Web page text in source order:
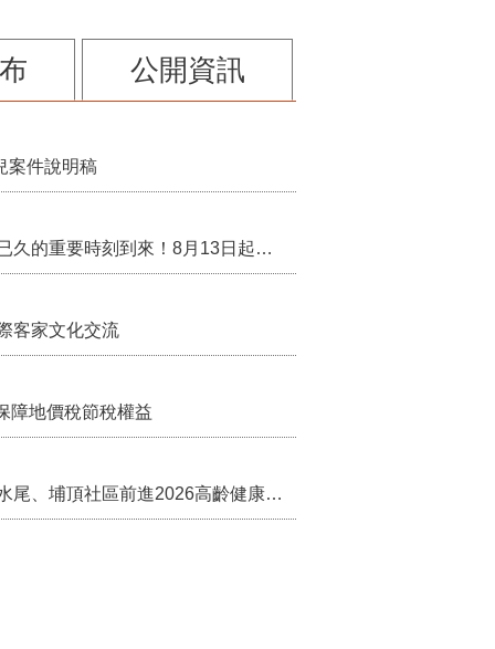
公開資訊
案件說明稿
行政院核定西拉雅族為平埔原住民族群 盼望已久的重要時刻到來！8月13日起受理民族成員名冊登記
客家文化交流
障地價稅節稅權益
苗栗農村綠色照顧成果登上全國舞台！ 後龍水尾、埔頂社區前進2026高齡健康產業博覽會